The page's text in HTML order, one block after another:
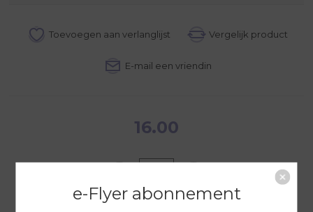
16.00
e-Flyer abonnement